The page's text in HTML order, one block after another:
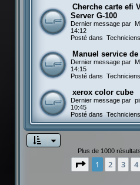
Cherche carte efi
Server G-100
Dernier message par
14:12
Posté dans Techniciens
Manuel service
Dernier message par
14:15
Posté dans Techniciens
xerox color cube
Dernier message par
10:45
Posté dans Techniciens
Plus de 1000
Page 1sur20
1 2 3 4